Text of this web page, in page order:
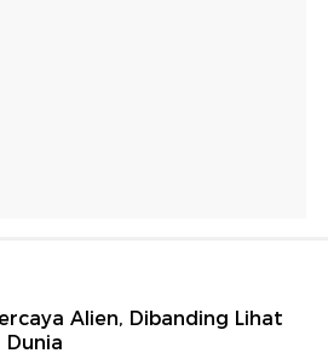
Alien, Dibanding Lihat
Dunia